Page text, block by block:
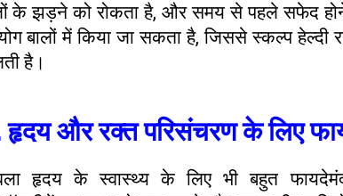
के झड़ने को रोकता है, और समय से पहले सफेद
बालों में किया जा सकता है, जिससे स्कल्प
है।
और रक्त परिसंचरण के लिए
हृदय के स्वास्थ्य के लिए भी बहुत